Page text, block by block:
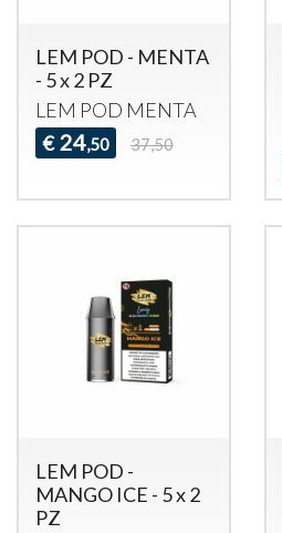
LEM POD - MENTA
- 5 x 2 PZ
LEM POD MENTA
€ 24,50 37,50
LEM POD -
MANGO ICE - 5 x 2
PZ